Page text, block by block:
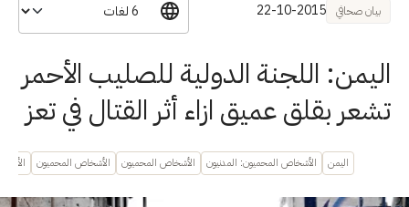
بيان صحافي 22-10-2015
اليمن: اللجنة الدولية للصليب الأحمر
تشعر بقلق عميق ازاء أثر القتال في تعز
اليمن الأشخاص المحميون: المدنيون الأشخاص المحميون الأشخاص المحميون